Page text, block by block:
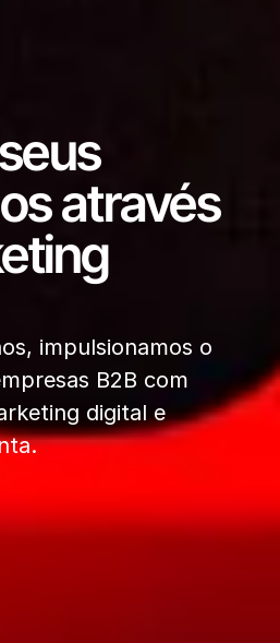
através
impulsionamos o
B2B com
digital e